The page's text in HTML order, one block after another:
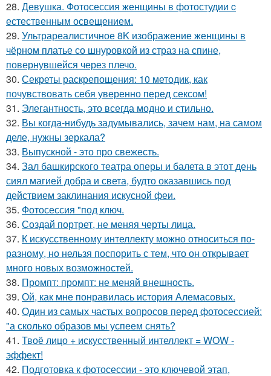
28. Девушка. Фотосессия женщины в фотостудии c
естественным освещением.
29. Ультрареалистичное 8K изображение женщины в
чёрном платье со шнуровкой из страз на спине,
повернувшейся через плечо.
30. Секреты раскрепощения: 10 методик, как
почувствовать себя уверенно перед сексом!
31. Элегантность, это всегда модно и стильно.
32. Вы когда-нибудь задумывались, зачем нам, на самом
деле, нужны зеркала?
33. Выпускной - это про свежесть.
34. Зал башкирского театра оперы и балета в этот день
сиял магией добра и света, будто оказавшись под
действием заклинания искусной феи.
35. Фотосессия "под ключ.
36. Создай портрет, не меняя черты лица.
37. К искусственному интеллекту можно относиться по-
разному, но нельзя поспорить с тем, что он открывает
много новых возможностей.
38. Промпт: промпт: не меняй внешность.
39. Ой, как мне понравилась история Алемасовых.
40. Один из самых частых вопросов перед фотосессией:
"а сколько образов мы успеем снять?
41. Твоё лицо + искусственный интеллект = WOW -
эффект!
42. Подготовка к фотосессии - это ключевой этап,